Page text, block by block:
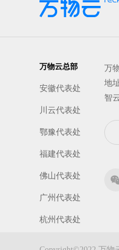
万物云总部
安徽代表处
川云代表处
鄂豫代表处
福建代表处
佛山代表处
广州代表处
杭州代表处
万
地
智